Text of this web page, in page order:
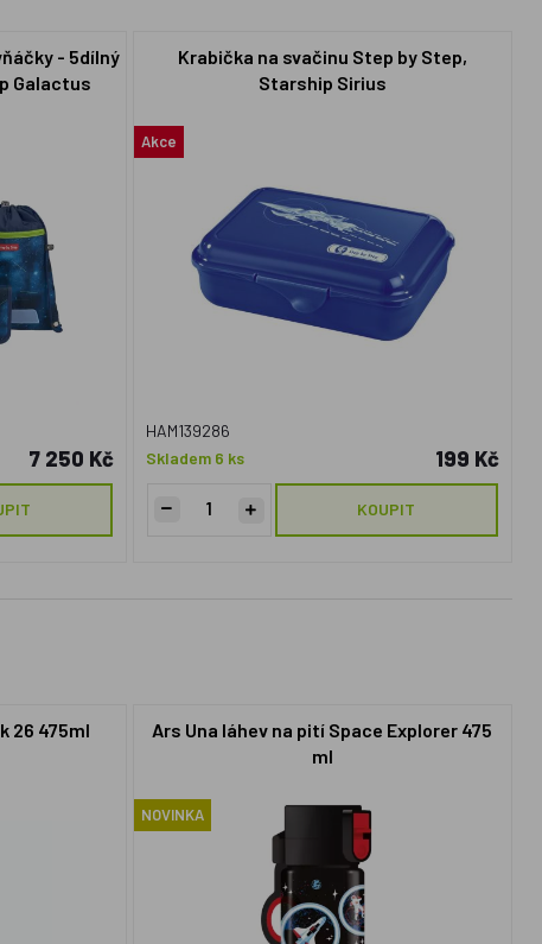
- 5dílný
Galactus
7 250 Kč
Krabička na svačinu Step by Step,
Starship Sirius
Akce
HAM139286
Skladem 6 ks
199 Kč
KOUPIT
26 475ml
Ars Una láhev na pití Space Explorer 475
ml
NOVINKA